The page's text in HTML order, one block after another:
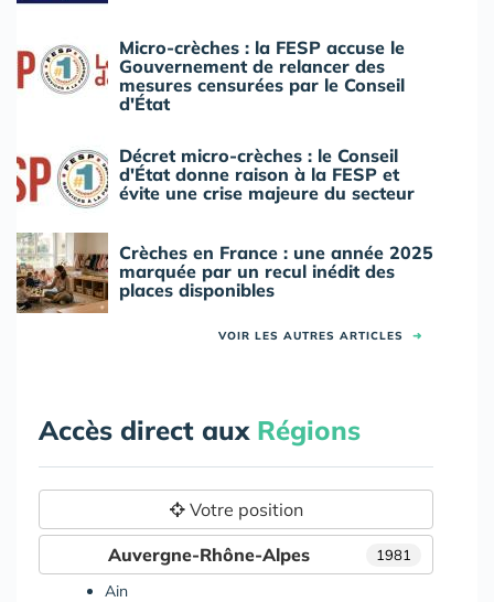
Micro-crèches : la FESP accuse le
Gouvernement de relancer des
mesures censurées par le Conseil
d'État
Décret micro-crèches : le Conseil
d'État donne raison à la FESP et
évite une crise majeure du secteur
Crèches en France : une année 2025
marquée par un recul inédit des
places disponibles
VOIR LES AUTRES ARTICLES ➜
Accès direct aux Régions
Votre position
1981
Auvergne-Rhône-Alpes
Ain